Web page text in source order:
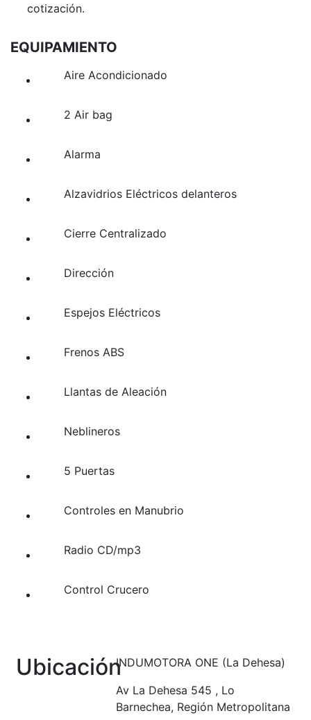
cotización.
EQUIPAMIENTO
Aire Acondicionado
2 Air bag
Alarma
Alzavidrios Eléctricos delanteros
Cierre Centralizado
Dirección
Espejos Eléctricos
Frenos ABS
Llantas de Aleación
Neblineros
5 Puertas
Controles en Manubrio
Radio CD/mp3
Control Crucero
UbicaciónINDUMOTORA ONE (La Dehesa)
Av La Dehesa 545 , Lo
Barnechea, Región Metropolitana